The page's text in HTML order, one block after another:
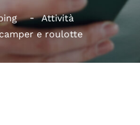
Attività
e roulotte